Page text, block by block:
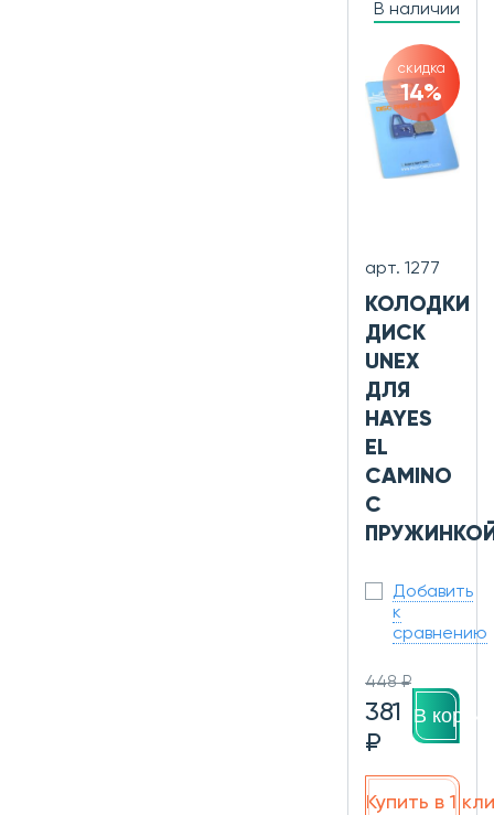
В наличии
скидка
14%
арт. 1277
КОЛОДКИ
ДИСК
UNEX
ДЛЯ
HAYES
EL
CAMINO
С
Добавить
к
сравнению
448 ₽
381
₽
В
Купить в 1